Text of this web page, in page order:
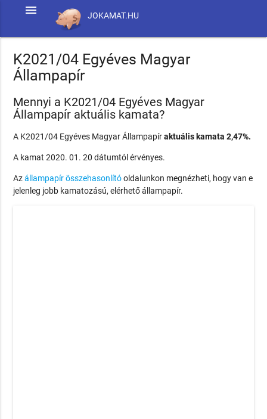
JOKAMAT.HU
menu
K2021/04 Egyéves Magyar
Állampapír
Mennyi a K2021/04 Egyéves Magyar
Állampapír aktuális kamata?
A K2021/04 Egyéves Magyar Állampapíraktuális kamata 2,47%.
A kamat 2020. 01. 20 dátumtól érvényes.
Azállampapír összehasonlítóoldalunkon megnézheti, hogy van e
jelenleg jobb kamatozású, elérhető állampapír.